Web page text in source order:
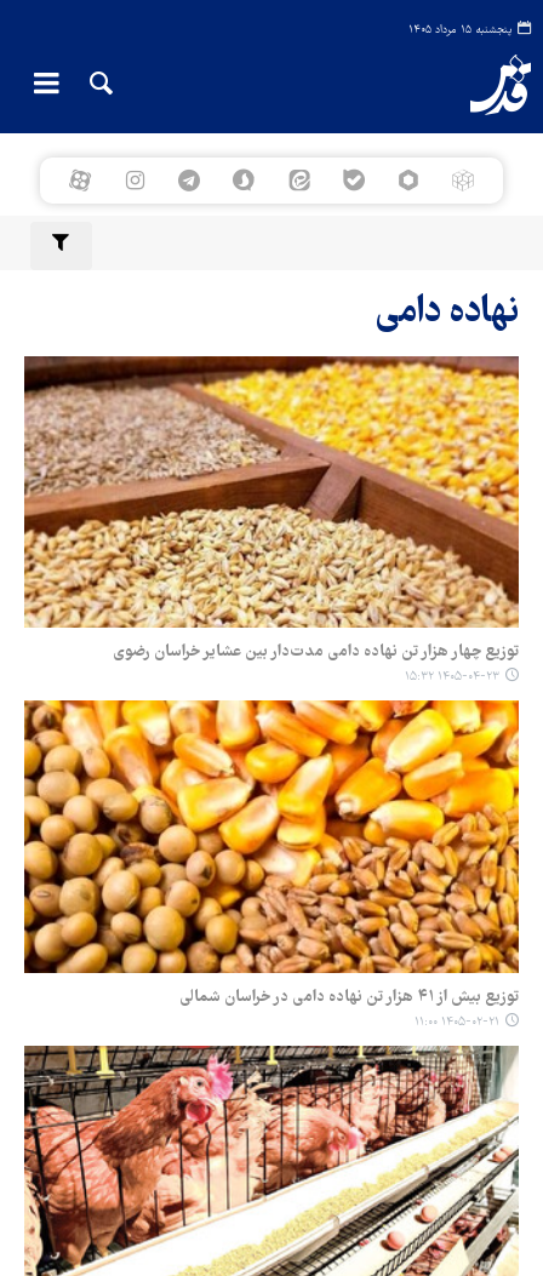
پنجشنبه ۱۵ مرداد ۱۴۰۵
نهاده دامی
توزیع چهار هزار تن نهاده دامی مدت‌دار بین عشایر خراسان رضوی
۱۴۰۵-۰۴-۲۳ ۱۵:۳۲
توزیع بیش از ۴۱ هزار تن نهاده دامی در خراسان شمالی
۱۴۰۵-۰۲-۲۱ ۱۱:۰۰